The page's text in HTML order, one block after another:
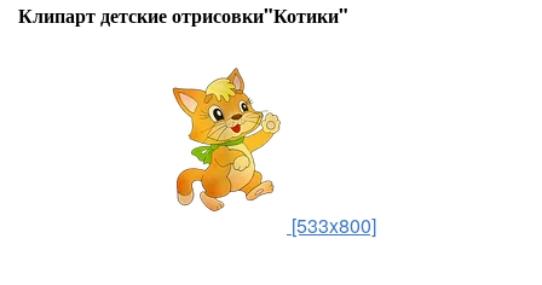
Клипарт детские отрисовки"Котики"
[533x800]